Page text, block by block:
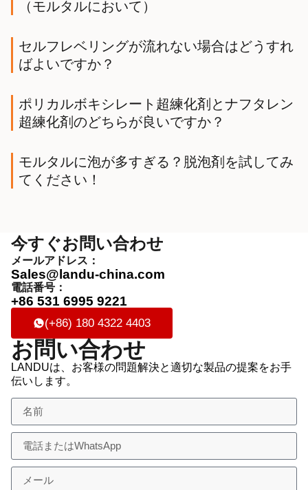
（モルタルにおいて）
セルフレベリングが流れない場合はどうすれ
ばよいですか？
ポリカルボキシレート超練化剤とナフタレン
超練化剤のどちらが良いですか？
モルタルに泡が多すぎる？脱泡剤を試してみ
てください！
今すぐお問い合わせ
メールアドレス：
Sales@landu-china.com
電話番号：
+86 531 6995 9221
(+86) 180 4322 4403
お問い合わせ
LANDUは、お客様の問題解決と適切な製品の提案をお手
伝いします。